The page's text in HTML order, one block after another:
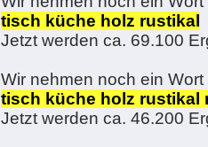
tisch küche holz rustikal
Jetzt werden ca. 69.100
Wir nehmen noch ein
tisch küche holz rustikal
Jetzt werden ca. 46.200